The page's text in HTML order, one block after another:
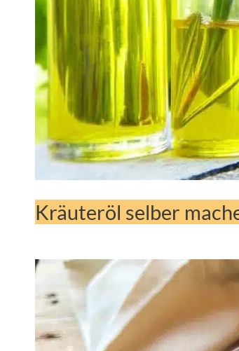
Kräuteröl selber